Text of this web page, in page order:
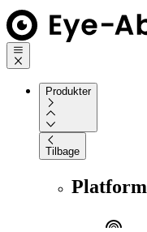
Produkter
Tilbage
Platform